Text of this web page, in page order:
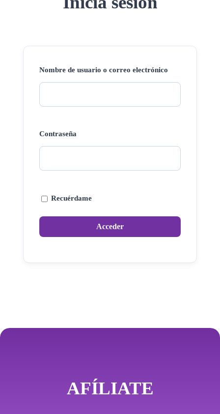
Nombre de usuario o correo electrónico
Contraseña
Recuérdame
AFÍLIATE